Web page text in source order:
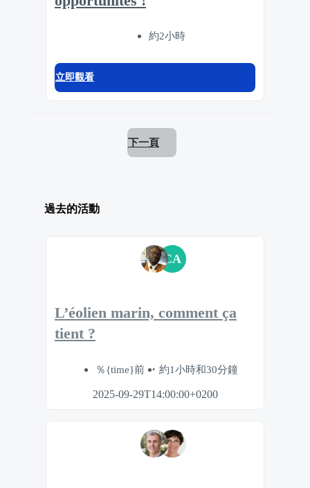
約2小時
立即觀看
下一頁
過去的活動
CA
L’éolien marin, comment ça
tient ?
％{time}前 約1小時和30分鐘
2025-09-29T14:00:00+0200